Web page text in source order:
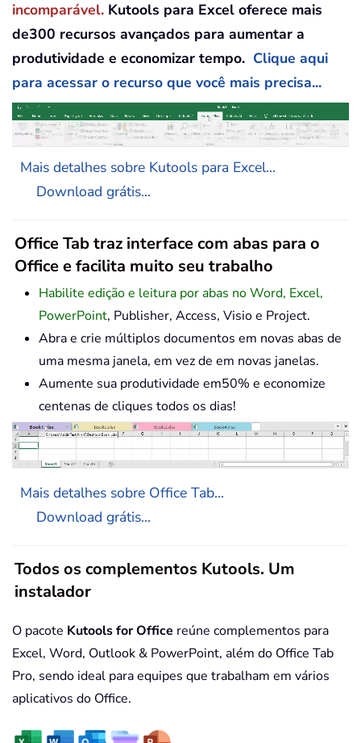
incomparável. Kutools para Excel oferece mais
de300 recursos avançados para aumentar a
produtividade e economizar tempo. Clique aqui
para acessar o recurso que você mais precisa...
Mais detalhes sobre Kutools para Excel...
Download grátis...
Office Tab traz interface com abas para o
Office e facilita muito seu trabalho
Habilite edição e leitura por abas no Word, Excel,
PowerPoint, Publisher, Access, Visio e Project.
Abra e crie múltiplos documentos em novas abas de
uma mesma janela, em vez de em novas janelas.
Aumente sua produtividade em50% e economize
centenas de cliques todos os dias!
Mais detalhes sobre Office Tab...
Download grátis...
Todos os complementos Kutools. Um
instalador
O pacote Kutools for Office reúne complementos para
Excel, Word, Outlook & PowerPoint, além do Office Tab
Pro, sendo ideal para equipes que trabalham em vários
aplicativos do Office.